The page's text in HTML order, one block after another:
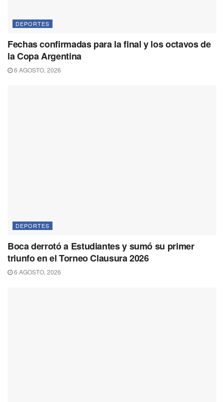
DEPORTES
Fechas confirmadas para la final y los octavos de
la Copa Argentina
6 AGOSTO, 2026
DEPORTES
Boca derrotó a Estudiantes y sumó su primer
triunfo en el Torneo Clausura 2026
6 AGOSTO, 2026